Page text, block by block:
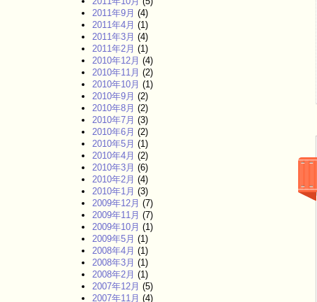
2011年9月 (4)
2011年4月 (1)
2011年3月 (4)
2011年2月 (1)
2010年12月 (4)
2010年11月 (2)
2010年10月 (1)
2010年9月 (2)
2010年8月 (2)
2010年7月 (3)
2010年6月 (2)
2010年5月 (1)
2010年4月 (2)
2010年3月 (6)
2010年2月 (4)
2010年1月 (3)
2009年12月 (7)
2009年11月 (7)
2009年10月 (1)
2009年5月 (1)
2008年4月 (1)
2008年3月 (1)
2008年2月 (1)
2007年12月 (5)
2007年11月 (4)